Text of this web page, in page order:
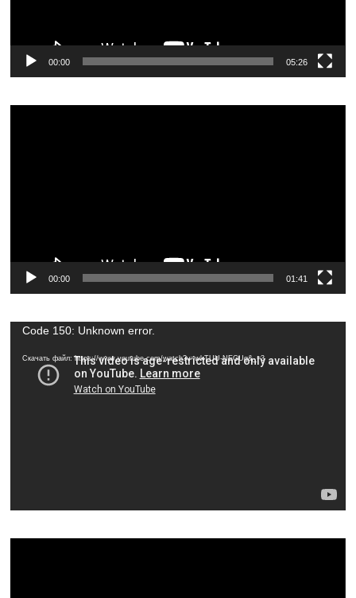
00:00 05:26
00:00 01:41
Видеоплеер
Code 150: Unknown error.
Скачать файл: https://www.youtube.com/watch?v=wkTUU-NEGUg&_=3